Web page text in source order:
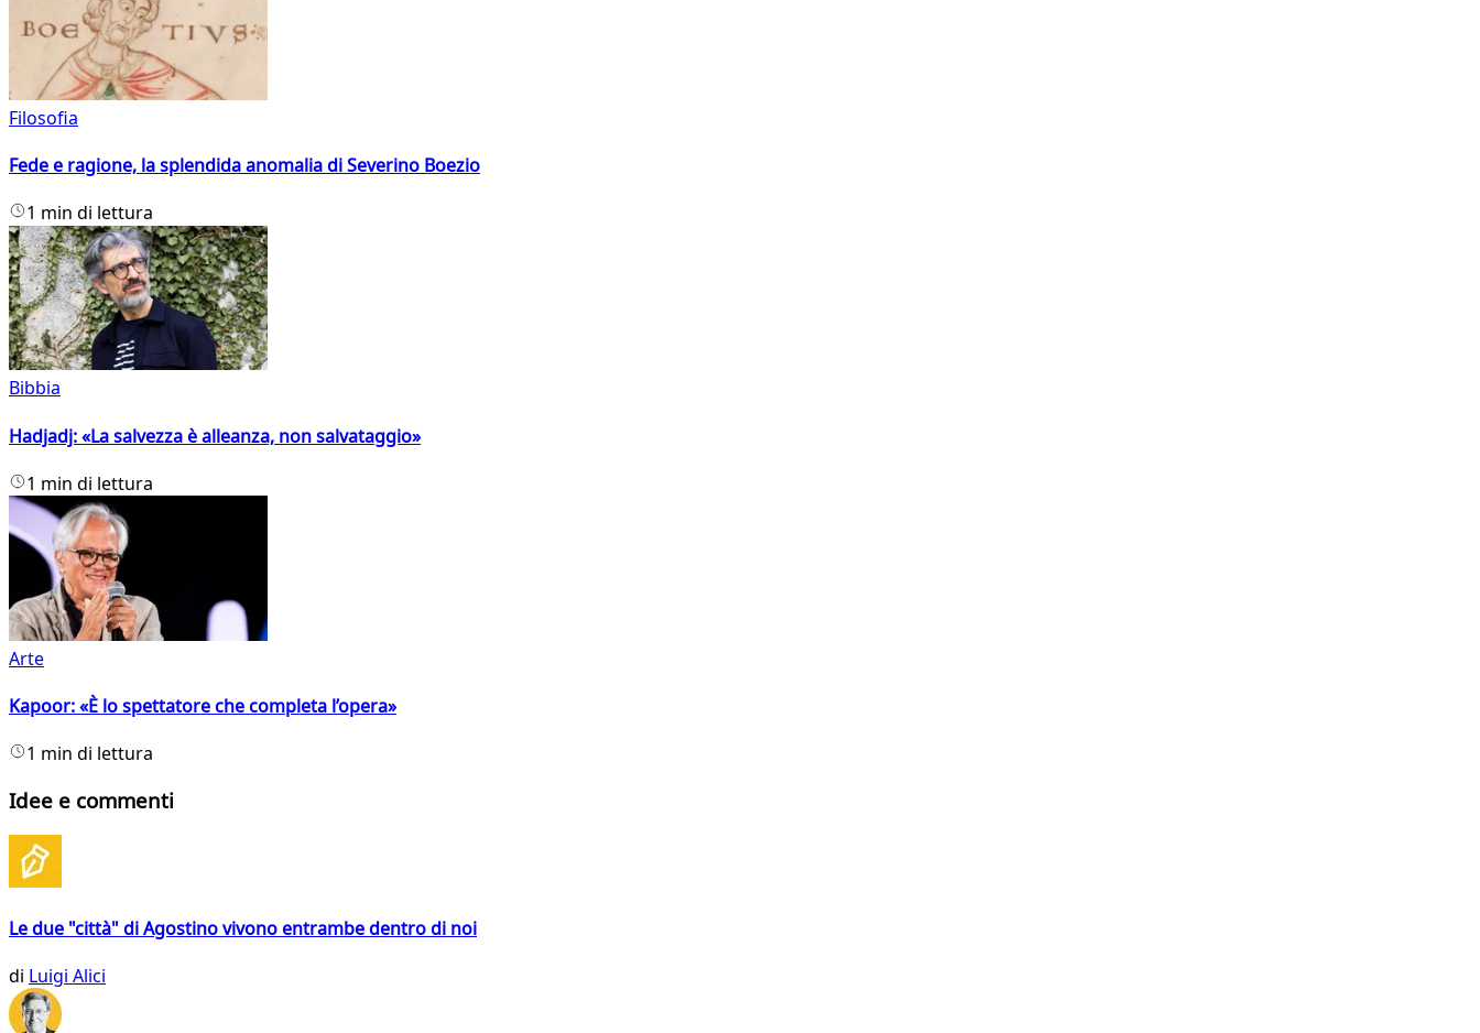
Filosofia
Fede e ragione, la splendida anomalia di Severino Boezio
1 min di lettura
Bibbia
Hadjadj: «La salvezza è alleanza, non salvataggio»
1 min di lettura
Arte
Kapoor: «È lo spettatore che completa l’opera»
1 min di lettura
Idee e commenti
Le due "città" di Agostino vivono entrambe dentro di noi
di Luigi Alici